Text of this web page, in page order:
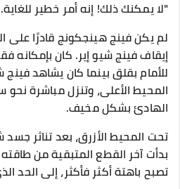
"لا يمكنك ذلك! إنه أمر خطير
لم يكن فينج هينجكونج قادرًا على
إيقاف فينج شيو إير. كان بإمكانه
للأمام بقلق بينما كان يشاهد
المحيط الأعلى، وتنزل مباشرة
الهادئ بشكل مخيف.
تحت المحيط الأزرق، بعد تناثر جسد
بدأت آخر القطع المتبقية من
تصبح باهتة أكثر فأكثر، إلى الحد